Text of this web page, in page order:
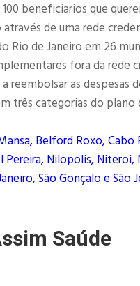
beneficiarios que
de uma rede
Rio de Janeiro em 26
fora da rede
as despesas
três categorias do
Belford Roxo,
Nilopolis, Niteroi,
São Gonçalo e
Saúde